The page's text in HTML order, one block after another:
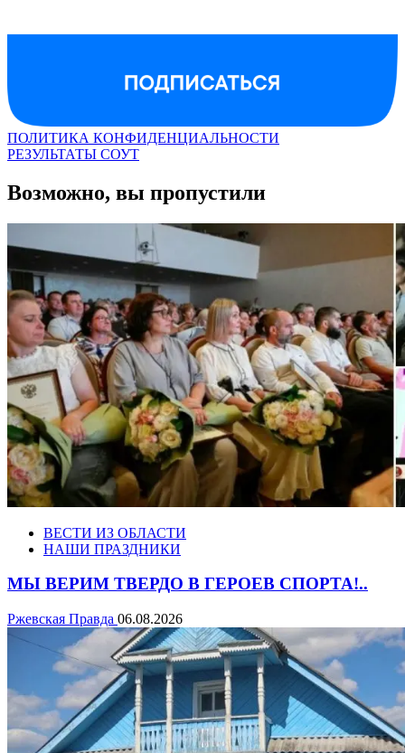
ПОЛИТИКА КОНФИДЕНЦИАЛЬНОСТИ
РЕЗУЛЬТАТЫ СОУТ
Возможно, вы пропустили
ВЕСТИ ИЗ ОБЛАСТИ
НАШИ ПРАЗДНИКИ
МЫ ВЕРИМ ТВЕРДО В ГЕРОЕВ СПОРТА!..
Ржевская Правда 06.08.2026